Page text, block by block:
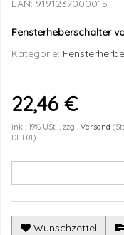
EAN: 9191237000015
Fensterheberschalter
Kategorie:
22,46 €
inkl. 19% USt. , zzgl. Versand
DHL01)
Wunschzettel